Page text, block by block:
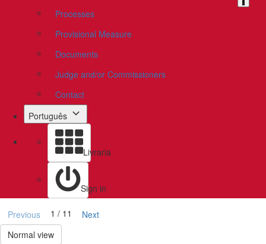
Processes
Provisional Measure
Documents
Judge and/or Commissioners
Contact
Português
Livraria
Sign in
Previous 1 / 11
Next
Normal view